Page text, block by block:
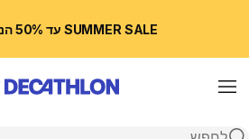
SUMMER SALE עד 50% הנחה 🛍️
Menu
פתיחת חיפוש